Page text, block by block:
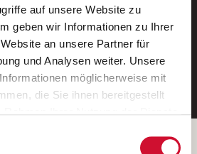
auf unsere Website zu
geben wir Informationen zu Ihrer
an unsere Partner für
und Analysen weiter. Unsere
möglicherweise mit
die Sie ihnen bereitgestellt
zulassen“ klicken, so stimmen
Service von AWO
Jobs.
Adresse eintragen